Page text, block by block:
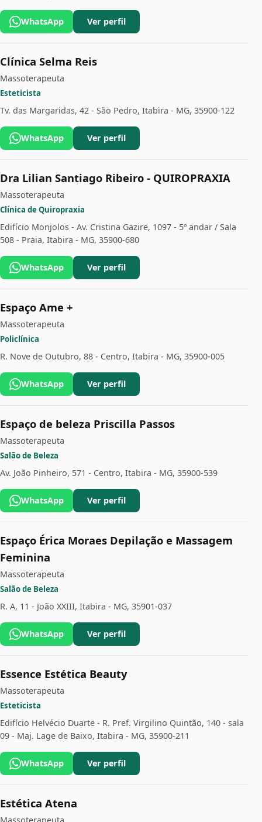
WhatsApp Ver perfil
Clínica Selma Reis
Massoterapeuta
Esteticista
Tv. das Margaridas, 42 - São Pedro, Itabira - MG, 35900-122
WhatsApp Ver perfil
Dra Lilian Santiago Ribeiro - QUIROPRAXIA
Massoterapeuta
Clínica de Quiropraxia
Edifício Monjolos - Av. Cristina Gazire, 1097 - 5º andar / Sala
508 - Praia, Itabira - MG, 35900-680
WhatsApp Ver perfil
Espaço Ame +
Massoterapeuta
Policlínica
R. Nove de Outubro, 88 - Centro, Itabira - MG, 35900-005
WhatsApp Ver perfil
Espaço de beleza Priscilla Passos
Massoterapeuta
Salão de Beleza
Av. João Pinheiro, 571 - Centro, Itabira - MG, 35900-539
WhatsApp Ver perfil
Espaço Érica Moraes Depilação e Massagem
Feminina
Massoterapeuta
Salão de Beleza
R. A, 11 - João XXIII, Itabira - MG, 35901-037
WhatsApp Ver perfil
Essence Estética Beauty
Massoterapeuta
Esteticista
Edifício Helvécio Duarte - R. Pref. Virgilino Quintão, 140 - sala
09 - Maj. Lage de Baixo, Itabira - MG, 35900-211
WhatsApp Ver perfil
Estética Atena